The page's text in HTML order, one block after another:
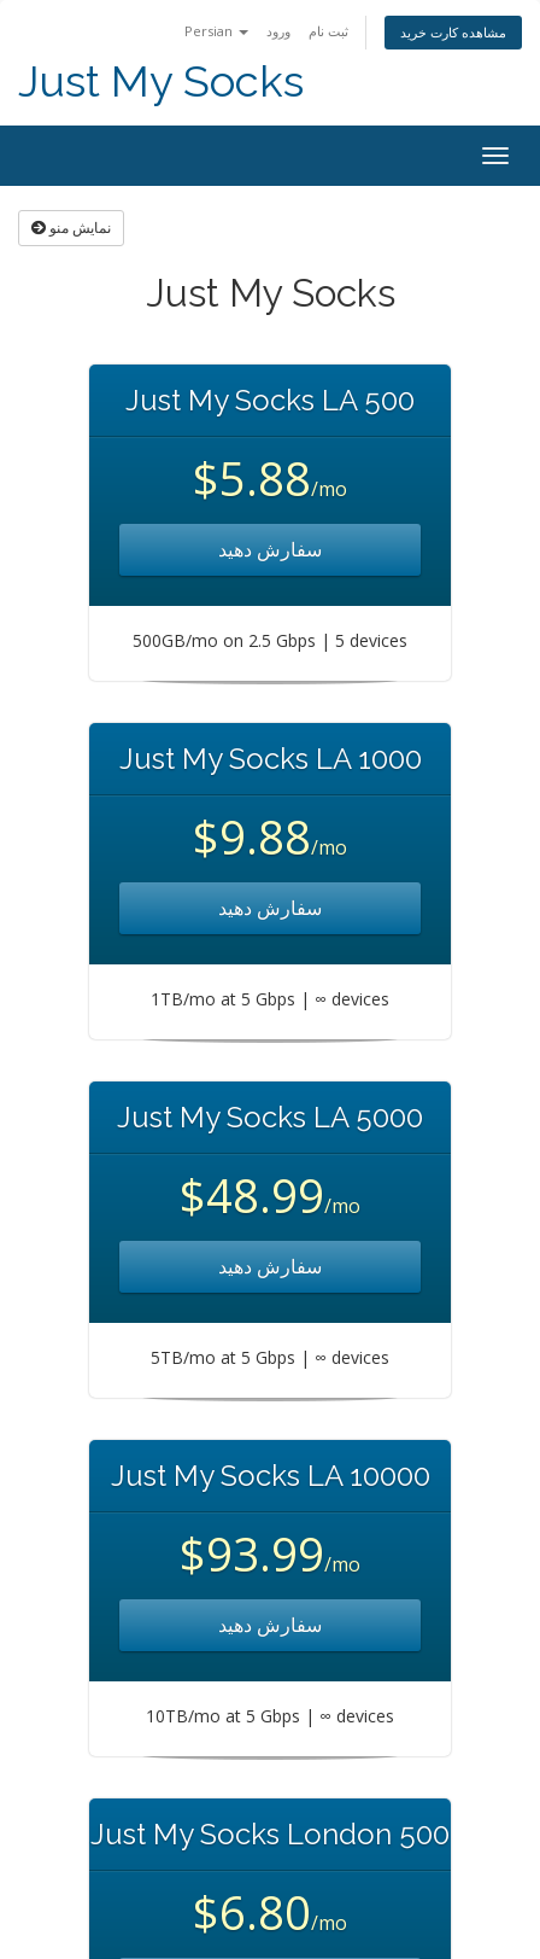
Persian ورود ثبت نام مشاهده کارت خرید
Just My Socks
نمایش منو
Just My Socks
Just My Socks LA 500
$5.88/mo
سفارش دهید
500GB/mo on 2.5 Gbps | 5 devices
Just My Socks LA 1000
$9.88/mo
سفارش دهید
1TB/mo at 5 Gbps | ∞ devices
Just My Socks LA 5000
$48.99/mo
سفارش دهید
5TB/mo at 5 Gbps | ∞ devices
Just My Socks LA 10000
$93.99/mo
سفارش دهید
10TB/mo at 5 Gbps | ∞ devices
Just My Socks London 500
$6.80/mo